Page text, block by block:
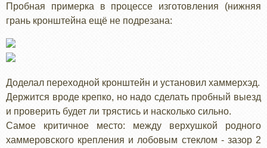
Пробная примерка в процессе изготовления (нижняя
грань кронштейна ещё не подрезана:
Доделал переходной кронштейн и установил хаммерхэд.
Держится вроде крепко, но надо сделать пробный выезд
и проверить будет ли трястись и насколько сильно.
Самое критичное место: между верхушкой родного
хаммеровского крепления и лобовым стеклом - зазор 2